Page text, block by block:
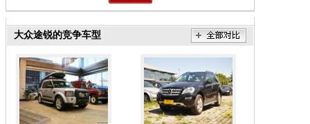
大众途锐的竞争车型